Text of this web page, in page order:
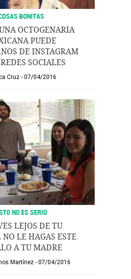
BONITAS
OCTOGENARIA
PUEDE
DE INSTAGRAM
SOCIALES
Cruz 07/04/2016
NO ES SERIO
LEJOS DE TU
LE HAGAS ESTE
A TU MADRE
Martínez 07/04/2016